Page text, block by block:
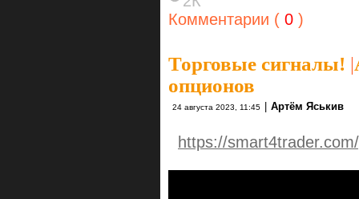
Комментарии ( 0 )
Торговые сигналы! |
опционов
24 августа 2023, 11:45 | Артём Яськив
https://